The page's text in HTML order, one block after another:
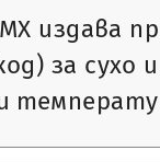
издава
за сухо